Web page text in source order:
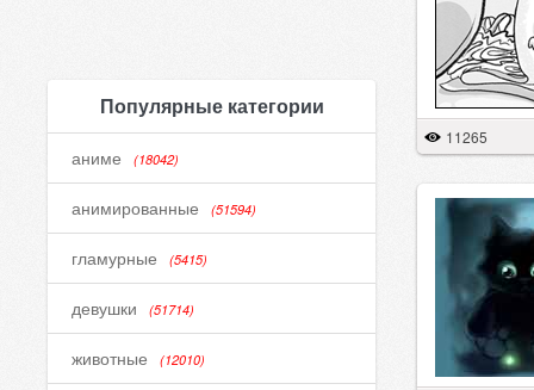
Популярные категории
аниме (18042)
анимированные (51594)
гламурные (5415)
девушки (51714)
животные (12010)
11265